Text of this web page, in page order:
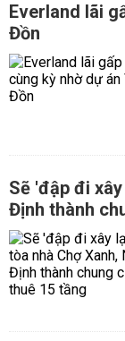
Everland lãi
Đồn
Sẽ 'đập đi
Định thành